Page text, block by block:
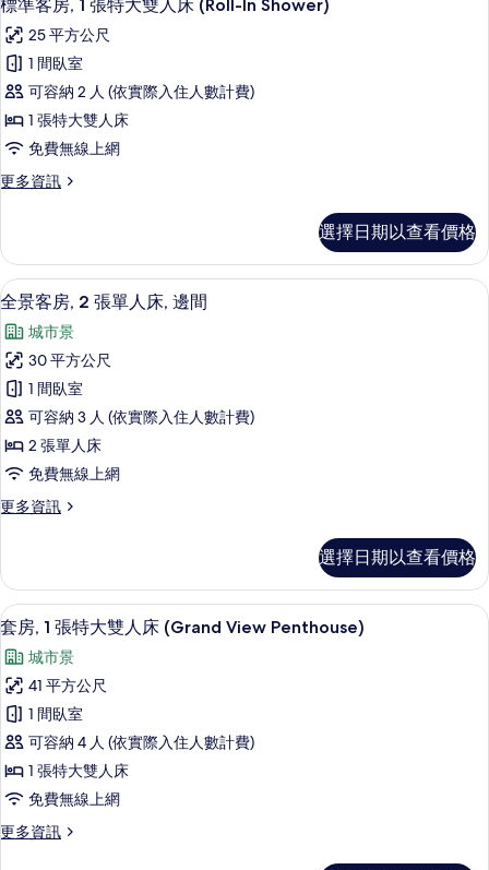
的
所
有
相
片
雙
人
(Park
Penthouse)
的
詳
情
示
標
準
客
房,
張
大
雙
人
床
(Roll-
In
Shower)
的
所
相
標準客房, 1 張特大雙人床 (Roll-In Shower)
25 平方公尺
1 間臥室
可容納 2 人 (依實際入住人數計費)
1 張特大雙人床
免費無線上網
更多資訊
更
客
房,
1
特
大
雙
人
床
(Roll-
In
Shower)
詳
選擇日期以查看價格
顯
示
全
景
客
房,
2
張
單
床,
邊
間
的
所
有
相
片
47-吋 LCD 液晶電視、數位頻道、電視
14
全景客房, 2 張單人床, 邊間
城市景
30 平方公尺
1 間臥室
可容納 3 人 (依實際入住人數計費)
2 張單人床
免費無線上網
更多資訊
更
客
房,
2
單
人
床,
邊
間
的
詳
情
選擇日期以查看價格
顯
示
套
房,
張
特
大
雙
套房, 1 張特大雙人床 (Grand View
8
套房, 1 張特大雙人床 (Grand View Penthouse)
城市景
41 平方公尺
1 間臥室
可容納 4 人 (依實際入住人數計費)
1 張特大雙人床
免費無線上網
更多資訊
更